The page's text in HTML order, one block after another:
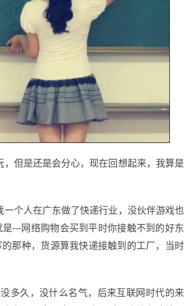
但是还是会分心，现在回想起来，我算是
个人在广东做了快递行业，没伙伴游戏也
---网络购物会买到平时你接触不到的好东
那种，货源算我快递接触到的工厂，当时
久，没什么名气，后来互联网时代的来